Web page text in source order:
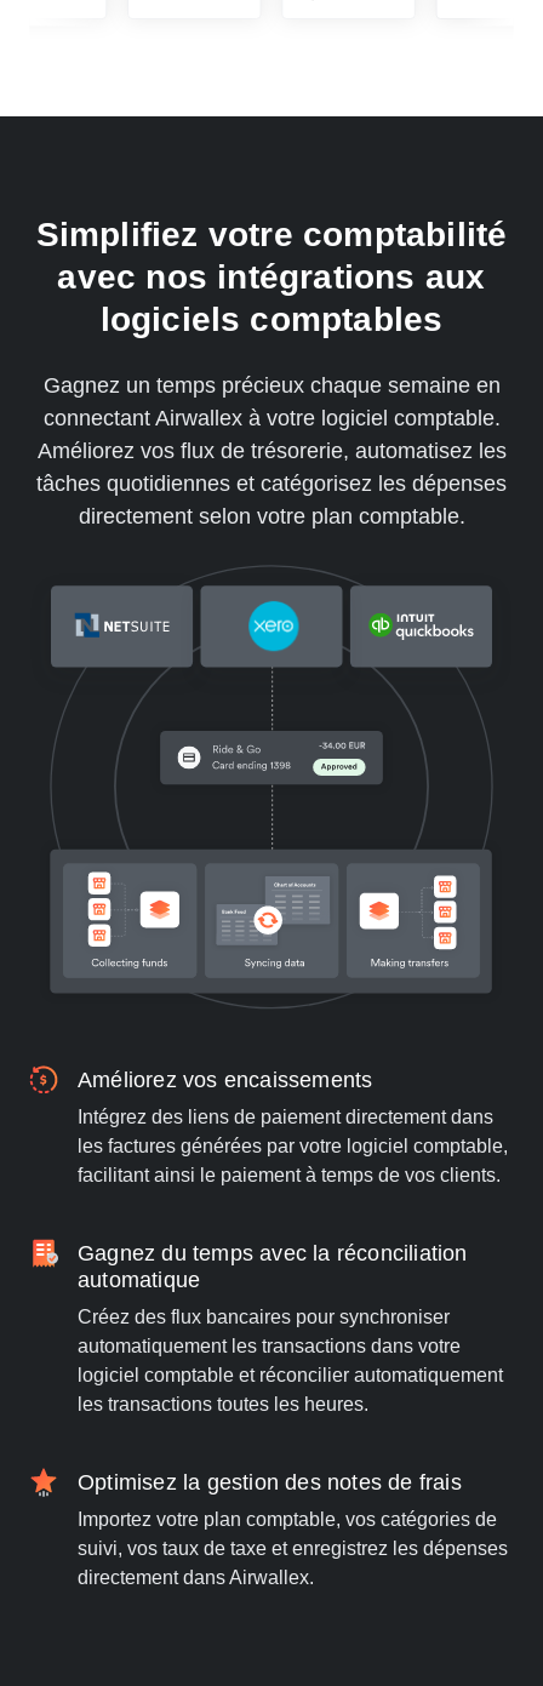
Simplifiez votre comptabilité
avec nos intégrations aux
logiciels comptables
Gagnez un temps précieux chaque semaine en
connectant Airwallex à votre logiciel comptable.
Améliorez vos flux de trésorerie, automatisez les
tâches quotidiennes et catégorisez les dépenses
directement selon votre plan comptable.
Améliorez vos encaissements
Intégrez des liens de paiement directement dans
les factures générées par votre logiciel comptable,
facilitant ainsi le paiement à temps de vos clients.
Gagnez du temps avec la réconciliation
automatique
Créez des flux bancaires pour synchroniser
automatiquement les transactions dans votre
logiciel comptable et réconcilier automatiquement
les transactions toutes les heures.
Optimisez la gestion des notes de frais
Importez votre plan comptable, vos catégories de
suivi, vos taux de taxe et enregistrez les dépenses
directement dans Airwallex.